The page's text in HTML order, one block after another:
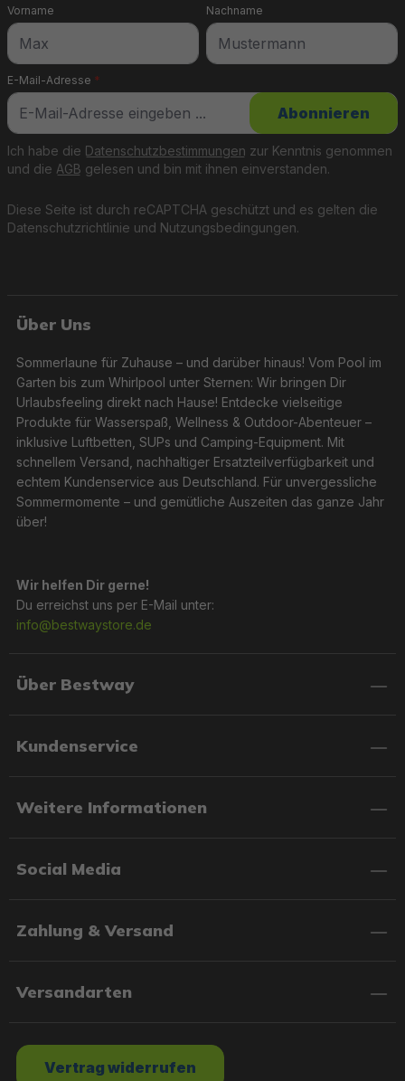
E-Mail-Adresse *
Vorname Nachname
Diese Seite ist durch reCAPTCHA geschützt und es gelten die
Datenschutzrichtlinie und Nutzungsbedingungen.
Ich habe die Datenschutzbestimmungen zur Kenntnis genommen
und die AGB gelesen und bin mit ihnen einverstanden.
Abonnieren
Über Uns
Sommerlaune für Zuhause – und darüber hinaus! Vom Pool im
Garten bis zum Whirlpool unter Sternen: Wir bringen Dir
Urlaubsfeeling direkt nach Hause! Entdecke vielseitige
Produkte für Wasserspaß, Wellness & Outdoor-Abenteuer –
inklusive Luftbetten, SUPs und Camping-Equipment. Mit
schnellem Versand, nachhaltiger Ersatzteilverfügbarkeit und
echtem Kundenservice aus Deutschland. Für unvergessliche
Sommermomente – und gemütliche Auszeiten das ganze Jahr
über!
Wir helfen Dir gerne!
Du erreichst uns per E-Mail unter:
info@bestwaystore.de
Über Bestway
Kundenservice
Weitere Informationen
Social Media
Zahlung & Versand
Versandarten
Vertrag widerrufen